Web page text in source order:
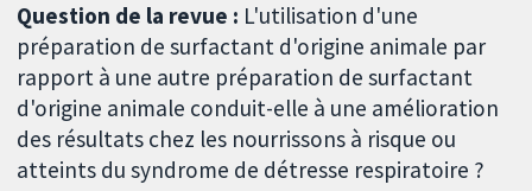
Question de la revue : L'utilisation d'une
préparation de surfactant d'origine animale par
rapport à une autre préparation de surfactant
d'origine animale conduit-elle à une amélioration
des résultats chez les nourrissons à risque ou
atteints du syndrome de détresse respiratoire ?